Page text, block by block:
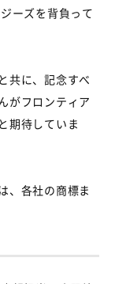
ーズを背負って
共に、記念すべ
がフロンティア
期待していま
、各社の商標ま